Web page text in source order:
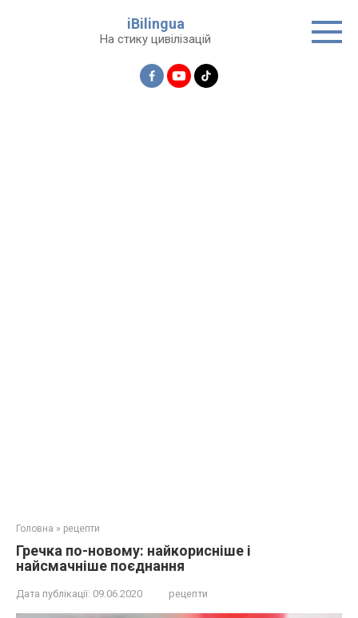
iBilingua
На стику цивілізацій
Головна » рецепти
Гречка по-новому: найкорисніше і
найсмачніше поєднання
Дата публікації: 09.06.2020 рецепти